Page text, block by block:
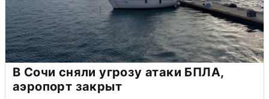
В Сочи сняли угрозу атаки БПЛА,
аэропорт закрыт